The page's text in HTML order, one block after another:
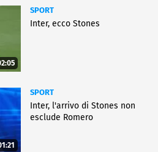
SPORT
Inter, ecco Stones
SPORT
Inter, l'arrivo di Stones non
esclude Romero